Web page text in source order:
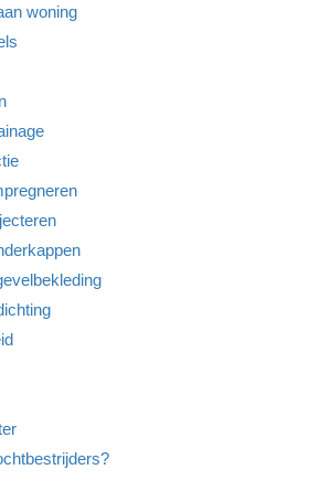
woning